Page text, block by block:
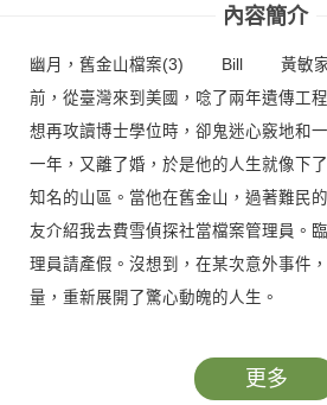
內容簡介
幽月，舊金山檔案(3) Bill 黃敏家
前，從臺灣來到美國，唸了兩年遺傳工
想再攻讀博士學位時，卻鬼迷心竅地和
一年，又離了婚，於是他的人生就像下
知名的山區。當他在舊金山，過著難民
友介紹我去費雪偵探社當檔案管理員。
理員請產假。沒想到，在某次意外事件
量，重新展開了驚心動魄的人生。
更多